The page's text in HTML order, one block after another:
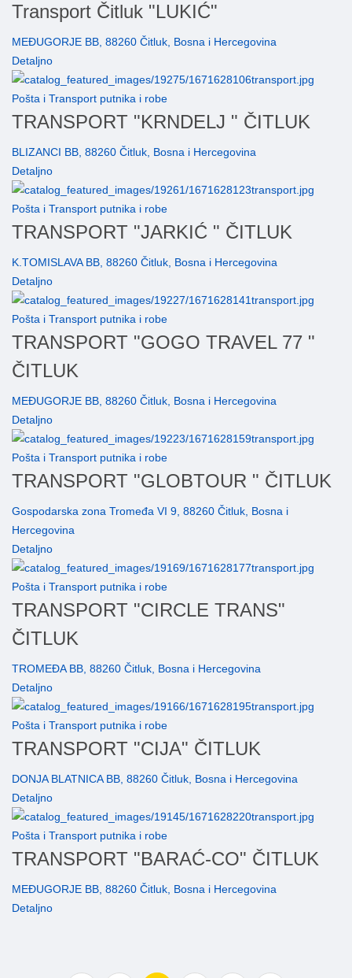
Transport Čitluk "LUKIĆ"
MEĐUGORJE BB, 88260 Čitluk, Bosna i Hercegovina
Detaljno
Pošta i Transport putnika i robe
TRANSPORT "KRNDELJ " ČITLUK
BLIZANCI BB, 88260 Čitluk, Bosna i Hercegovina
Detaljno
Pošta i Transport putnika i robe
TRANSPORT "JARKIĆ " ČITLUK
K.TOMISLAVA BB, 88260 Čitluk, Bosna i Hercegovina
Detaljno
Pošta i Transport putnika i robe
TRANSPORT "GOGO TRAVEL 77 "
ČITLUK
MEĐUGORJE BB, 88260 Čitluk, Bosna i Hercegovina
Detaljno
Pošta i Transport putnika i robe
TRANSPORT "GLOBTOUR " ČITLUK
Gospodarska zona Tromeđa VI 9, 88260 Čitluk, Bosna i
Hercegovina
Detaljno
Pošta i Transport putnika i robe
TRANSPORT "CIRCLE TRANS"
ČITLUK
TROMEĐA BB, 88260 Čitluk, Bosna i Hercegovina
Detaljno
Pošta i Transport putnika i robe
TRANSPORT "CIJA" ČITLUK
DONJA BLATNICA BB, 88260 Čitluk, Bosna i Hercegovina
Detaljno
Pošta i Transport putnika i robe
TRANSPORT "BARAĆ-CO" ČITLUK
MEĐUGORJE BB, 88260 Čitluk, Bosna i Hercegovina
Detaljno